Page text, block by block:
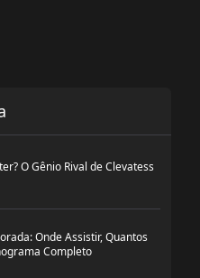
O Gênio Rival de Clevatess
Onde Assistir, Quantos
Completo